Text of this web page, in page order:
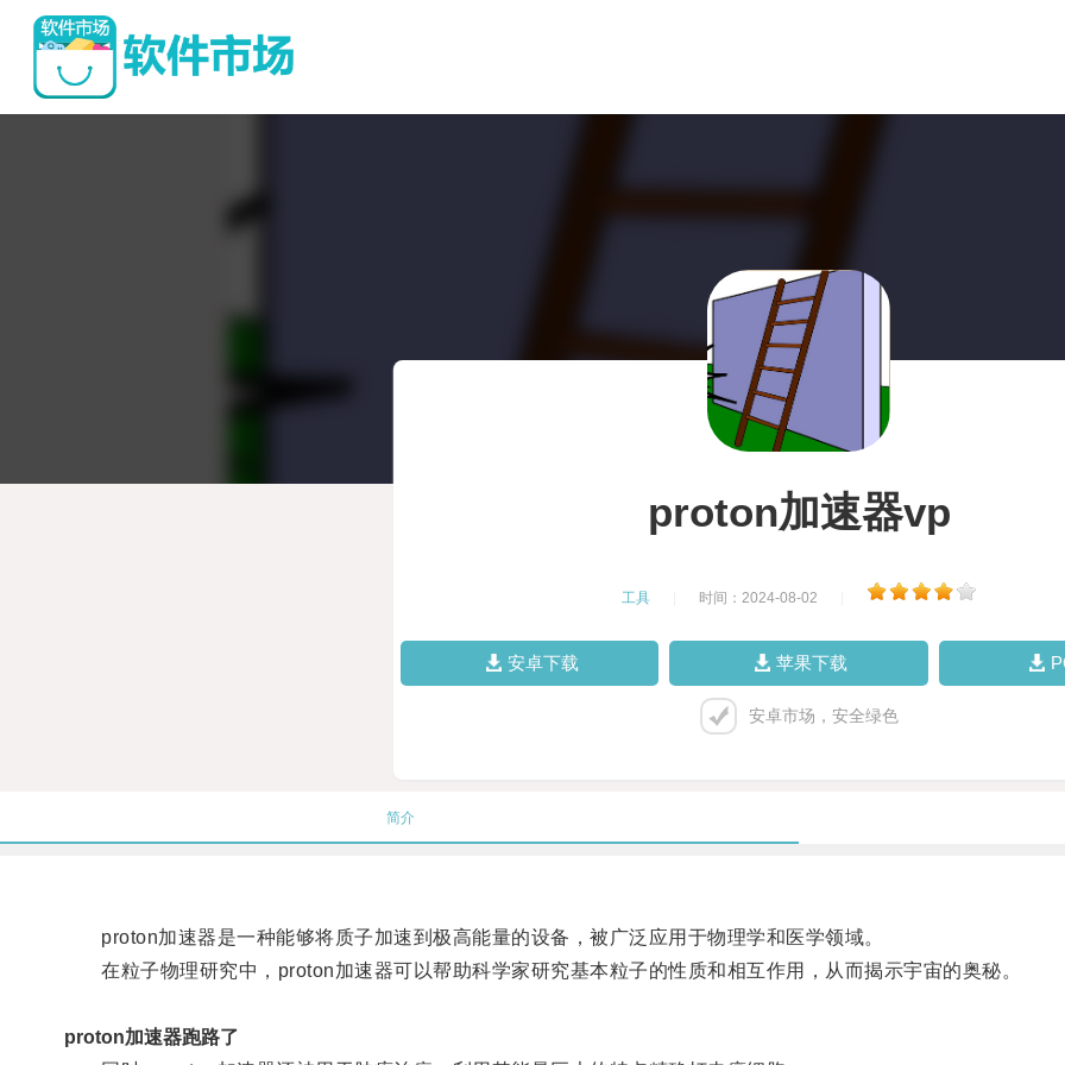
proton加速器vp
工具 时间：2024-08-02
安卓下载 苹果下载
安卓市场，安全绿色
简介
proton加速器是一种能够将质子加速到极高能量的设备，被广泛应用于物理学和医学领域。
在粒子物理研究中，proton加速器可以帮助科学家研究基本粒子的性质和相互作用，从而揭示宇宙的奥秘。
proton加速器跑路了